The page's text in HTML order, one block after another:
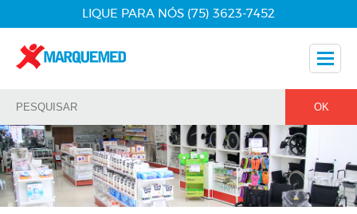
LIQUE PARA NÓS (75) 3623-7452
Nossos Produtos
Dicas
Fale Conosco